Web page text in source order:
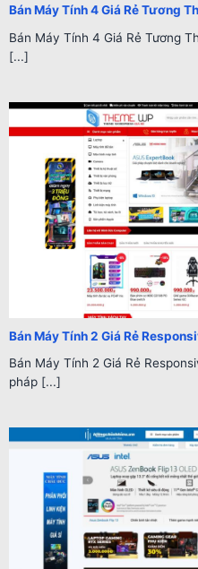
Bán Máy Tính 4 Giá Rẻ Tương
Bán Máy Tính 4 Giá Rẻ Tương
[...]
Bán Máy Tính 2 Giá Rẻ
Bán Máy Tính 2 Giá Rẻ
pháp [...]